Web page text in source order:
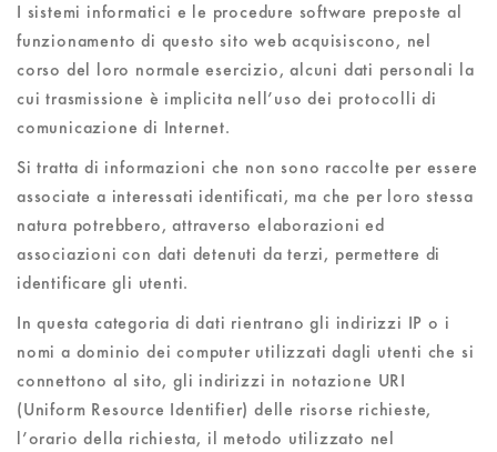
I sistemi informatici e le procedure software preposte al
funzionamento di questo sito web acquisiscono, nel
corso del loro normale esercizio, alcuni dati personali la
cui trasmissione è implicita nell’uso dei protocolli di
comunicazione di Internet.
Si tratta di informazioni che non sono raccolte per essere
associate a interessati identificati, ma che per loro stessa
natura potrebbero, attraverso elaborazioni ed
associazioni con dati detenuti da terzi, permettere di
identificare gli utenti.
In questa categoria di dati rientrano gli indirizzi IP o i
nomi a dominio dei computer utilizzati dagli utenti che si
connettono al sito, gli indirizzi in notazione URI
(Uniform Resource Identifier) delle risorse richieste,
l’orario della richiesta, il metodo utilizzato nel